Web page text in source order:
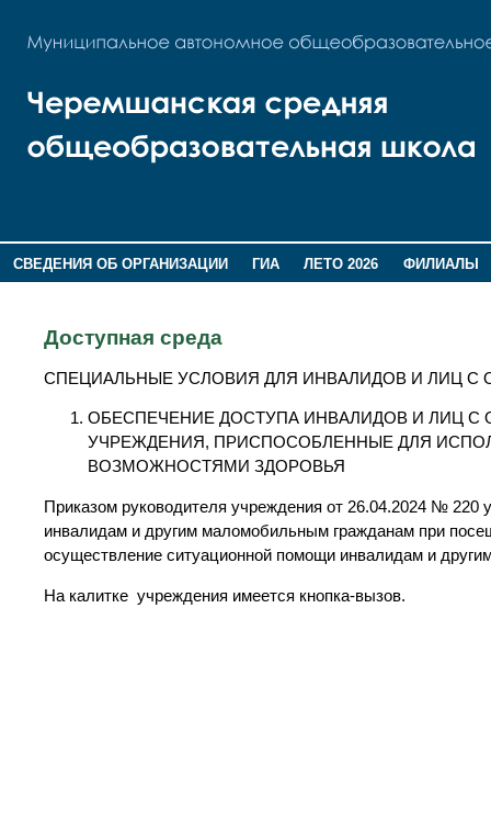
СВЕДЕНИЯ ОБ ОРГАНИЗАЦИИ ГИА ЛЕТО 2026
ФИЛИАЛЫ
Доступная среда
СПЕЦИАЛЬНЫЕ УСЛОВИЯ ДЛЯ ИНВАЛИДОВ И ЛИЦ
ОБЕСПЕЧЕНИЕ ДОСТУПА ИНВАЛИДОВ И ЛИЦ
УЧРЕЖДЕНИЯ, ПРИСПОСОБЛЕННЫЕ ДЛЯ
ВОЗМОЖНОСТЯМИ ЗДОРОВЬЯ
Приказом руководителя учреждения от 26.04.2024 № 220
инвалидам и другим маломобильным гражданам при
осуществление ситуационной помощи инвалидам и
На калитке учреждения имеется кнопка-вызов.